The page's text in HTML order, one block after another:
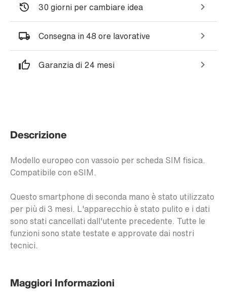
30 giorni per cambiare idea
Consegna in 48 ore lavorative
Garanzia di 24 mesi
Descrizione
Modello europeo con vassoio per scheda SIM fisica.
Compatibile con eSIM.
Questo smartphone di seconda mano è stato utilizzato
per più di 3 mesi. L'apparecchio è stato pulito e i dati
sono stati cancellati dall'utente precedente. Tutte le
funzioni sono state testate e approvate dai nostri
tecnici.
Maggiori Informazioni